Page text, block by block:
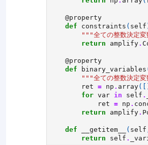
@property
def
constraints ( self
"""全ての整数決定変
return
amplify.
@property
def
binary_variables
"""全ての整数決定
ret = np . array
for var in self .
ret = np .
return
amplify.
def __getitem__ ( self
return
self .